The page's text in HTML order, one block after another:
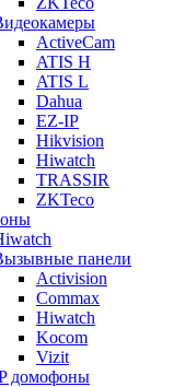
ActiveCam
ATIS H
ATIS L
Dahua
EZ-IP
Hikvision
Hiwatch
TRASSIR
ZKTeco
панели
Activision
Commax
Hiwatch
Kocom
Vizit
домофоны